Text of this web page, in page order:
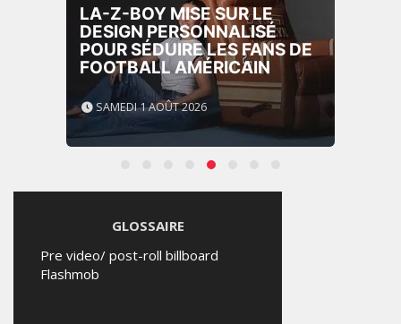
LA-Z-BOY MISE SUR LE
DESIGN PERSONNALISÉ
POUR SÉDUIRE LES FANS DE
FOOTBALL AMÉRICAIN
SAMEDI 1 AOÛT 2026
GLOSSAIRE
Pre video/ post-roll billboard
Flashmob